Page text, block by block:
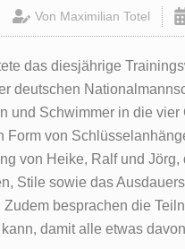
Von Maximilian Totel
das diesjährige
deutschen
und Schwimmer in die
Form von
von Heike, Ralf und
Stile sowie das
besprachen die
damit alle etwas